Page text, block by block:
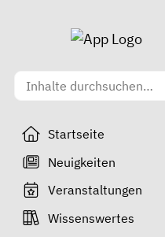
Startseite
Neuigkeiten
Veranstaltungen
Wissenswertes